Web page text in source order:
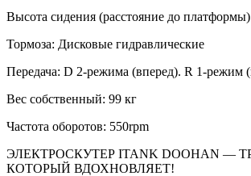
Высота сидения (расстояние до
Тормоза: Дисковые гидравлические
Передача: D 2-режима (вперед). R 1-режим
Вес собственный: 99 кг
Частота оборотов: 550rpm
ЭЛЕКТРОСКУТЕР ITANK DOOHAN —
КОТОРЫЙ ВДОХНОВЛЯЕТ!